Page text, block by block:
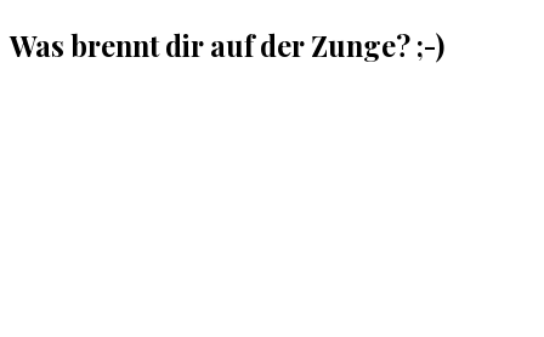
Was brennt dir auf der Zunge? ;-)